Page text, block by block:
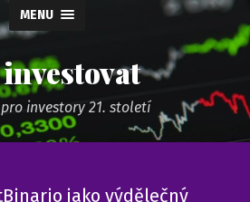
MENU
investovat
investory 21. století
jako výdělečný